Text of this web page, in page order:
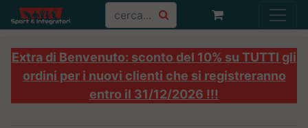
Extra di Benvenuto: sconto del 10% su TUTTI gli
ordini per i nuovi clienti che si registreranno
entro il 31/12/2026 !!!